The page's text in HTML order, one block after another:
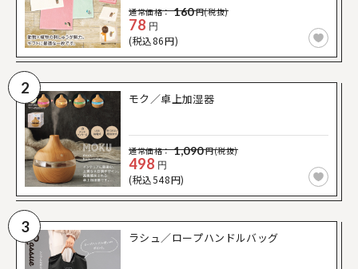
通常価格： 160円(税抜)
78 円
(税込86円)
2
モク／卓上加湿器
通常価格： 1,090円(税抜)
498 円
(税込548円)
3
ラシュ／ロープハンドルバッグ